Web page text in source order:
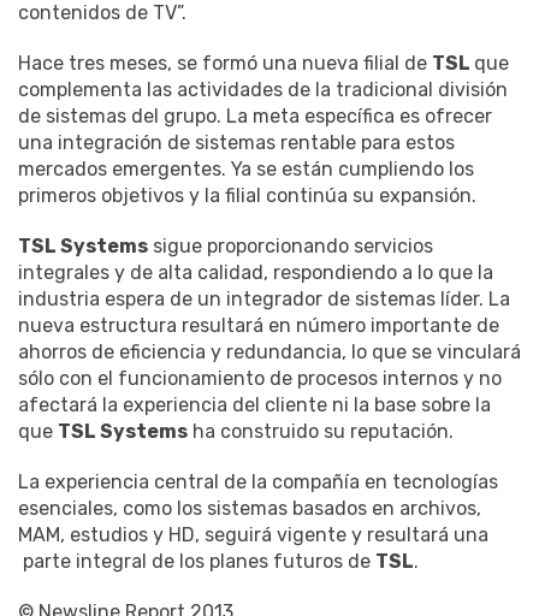
contenidos de TV”.
Hace tres meses, se formó una nueva filial de TSL que
complementa las actividades de la tradicional división
de sistemas del grupo. La meta específica es ofrecer
una integración de sistemas rentable para estos
mercados emergentes. Ya se están cumpliendo los
primeros objetivos y la filial continúa su expansión.
TSL Systems sigue proporcionando servicios
integrales y de alta calidad, respondiendo a lo que la
industria espera de un integrador de sistemas líder. La
nueva estructura resultará en número importante de
ahorros de eficiencia y redundancia, lo que se vinculará
sólo con el funcionamiento de procesos internos y no
afectará la experiencia del cliente ni la base sobre la
que TSL Systems ha construido su reputación.
La experiencia central de la compañía en tecnologías
esenciales, como los sistemas basados ​​en archivos,
MAM, estudios y HD, seguirá vigente y resultará una
parte integral de los planes futuros de TSL.